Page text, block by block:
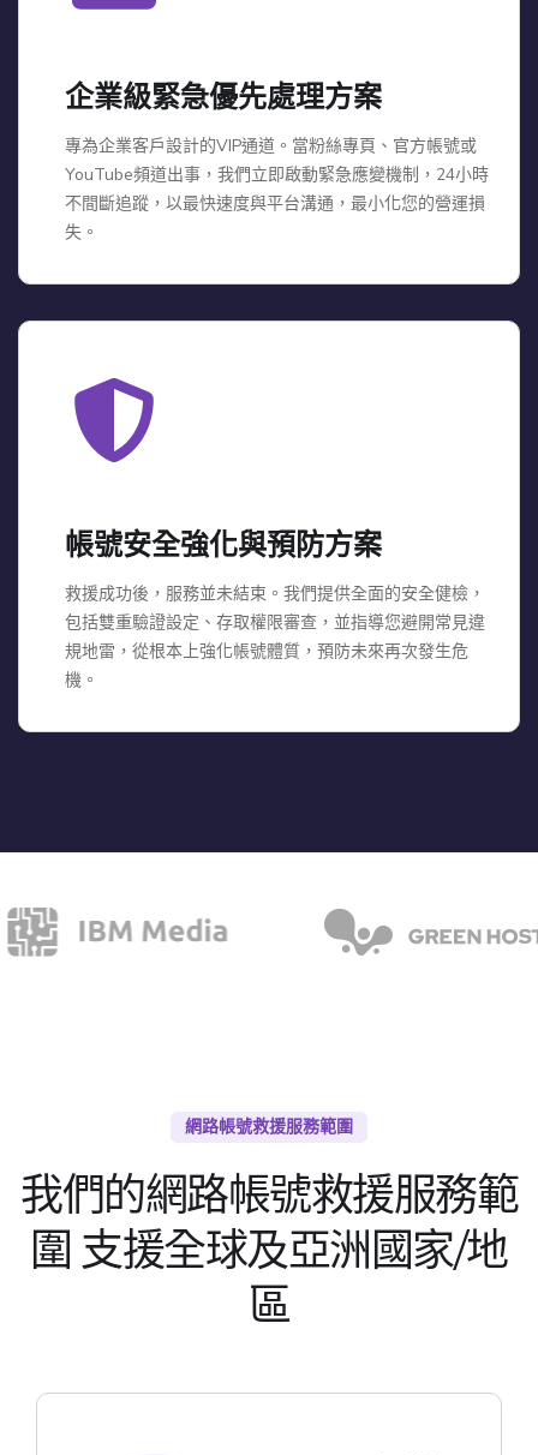
企業級緊急優先處理方案
專為企業客戶設計的VIP通道。當粉絲專頁、官方帳號或
YouTube頻道出事，我們立即啟動緊急應變機制，24小時
不間斷追蹤，以最快速度與平台溝通，最小化您的營運損
失。
帳號安全強化與預防方案
救援成功後，服務並未結束。我們提供全面的安全健檢，
包括雙重驗證設定、存取權限審查，並指導您避開常見違
規地雷，從根本上強化帳號體質，預防未來再次發生危
機。
網路帳號救援服務範圍
我們的網路帳號救援服務範
圍 支援全球及亞洲國家/地
區